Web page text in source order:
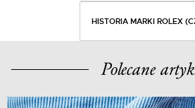
HISTORIA MARKI ROLEX
Polecane